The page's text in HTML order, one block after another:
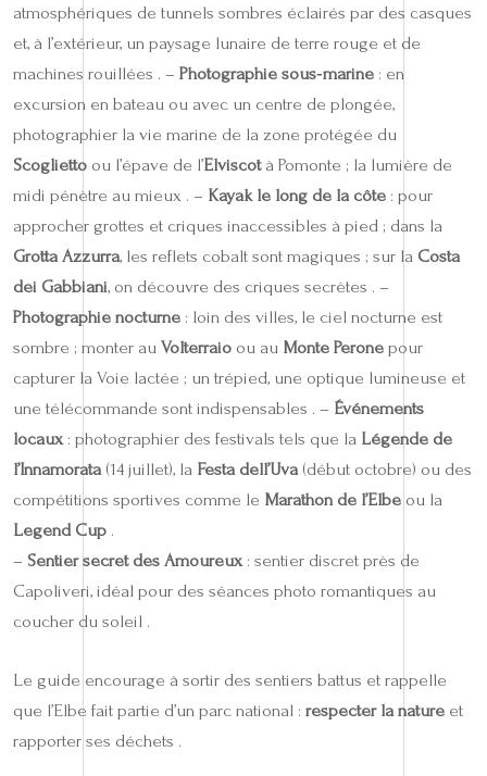
atmosphériques de tunnels sombres éclairés par des casques
et, à l’extérieur, un paysage lunaire de terre rouge et de
machines rouillées . – Photographie sous‑marine : en
excursion en bateau ou avec un centre de plongée,
photographier la vie marine de la zone protégée du
Scoglietto ou l’épave de l’Elviscotà Pomonte ; la lumière de
midi pénètre au mieux . – Kayak le long de la côte : pour
approcher grottes et criques inaccessibles à pied ; dans la
Grotta Azzurra, les reflets cobalt sont magiques ; sur la Costa
dei Gabbiani, on découvre des criques secrètes . –
Photographie nocturne : loin des villes, le ciel nocturne est
sombre ; monter au Volterraio ou au Monte Perone pour
capturer la Voie lactée ; un trépied, une optique lumineuse et
une télécommande sont indispensables . – Événements
locaux: photographier des festivals tels que la Légende de
l’Innamorata(14 juillet), la Festa dell’Uva(début octobre) ou des
compétitions sportives comme le Marathon de l’Elbe ou la
Legend Cup .
– Sentier secret des Amoureux: sentier discret près de
Capoliveri, idéal pour des séances photo romantiques au
coucher du soleil .
Le guide encourage à sortir des sentiers battus et rappelle
que l’Elbe fait partie d’un parc national : respecter la nature et
rapporter ses déchets .